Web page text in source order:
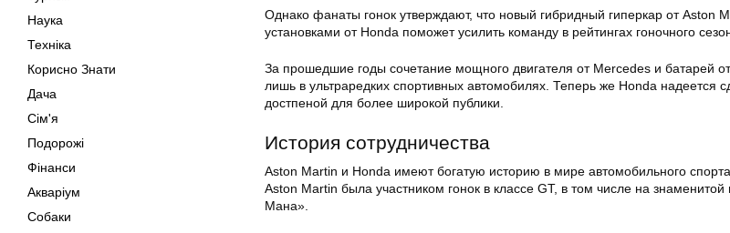
Наука
Техніка
Корисно Знати
Дача
Сім'я
Подорожі
Фінанси
Акваріум
Собаки
Однако фанаты гонок утверждают, что новый гибридный гиперкар от Aston
установками от Honda поможет усилить команду в рейтингах гоночного
За прошедшие годы сочетание мощного двигателя от Mercedes и батарей
лишь в ультраредких спортивных автомобилях. Теперь же Honda надеется
достпеной для более широкой публики.
История сотрудничества
Aston Martin и Honda имеют богатую историю в мире автомобильного
Aston Martin была участником гонок в классе GT, в том числе на знаменитой
Мана».